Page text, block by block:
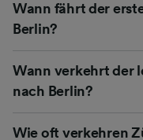
Wann fährt der
Berlin?
Wann verkehrt der
nach Berlin?
Wie oft verkehren